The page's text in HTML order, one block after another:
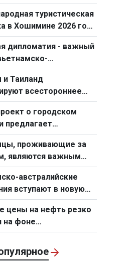
туристическая
в Хошимине 2026 года
масштабной за
дипломатия - важный
отношений
и Таиланд
всестороннее
о городском
предлагает
механизм для
проживающие за
являются важным
ресурсом,
укреплению
мощи
австралийские
вступают в новую
цены на нефть резко
на фоне
на Ближнем